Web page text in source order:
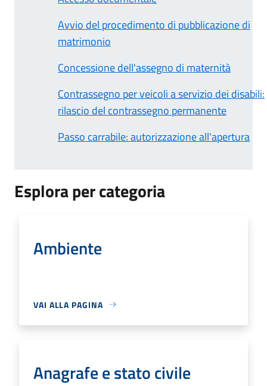
Avvio del procedimento di pubblicazione di
matrimonio
Concessione dell'assegno di maternità
Contrassegno per veicoli a servizio dei disabili:
rilascio del contrassegno permanente
Passo carrabile: autorizzazione all'apertura
Esplora per categoria
Ambiente
VAI ALLA PAGINA
Anagrafe e stato civile